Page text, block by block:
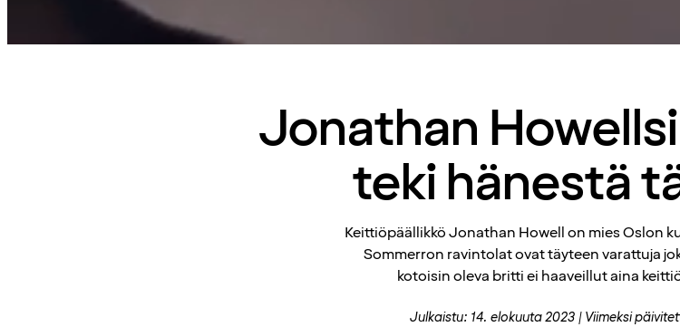
Jonathan
teki hänestä
Keittiöpäällikkö Jonathan Howell on mies Oslon
Sommerron ravintolat ovat täyteen varattuja
kotoisin oleva britti ei haaveillut aina
Julkaistu: 14. elokuuta 2023 Viimeksi